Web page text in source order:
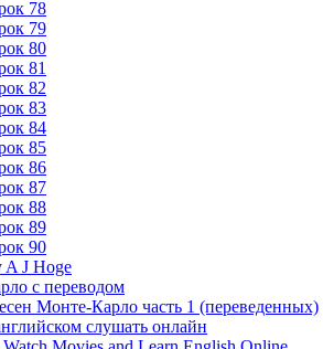
78
79
80
81
82
83
84
85
86
87
88
89
90
A J Hoge
с переводом
Монте-Карло часть 1 (переведенных)
слушать онлайн